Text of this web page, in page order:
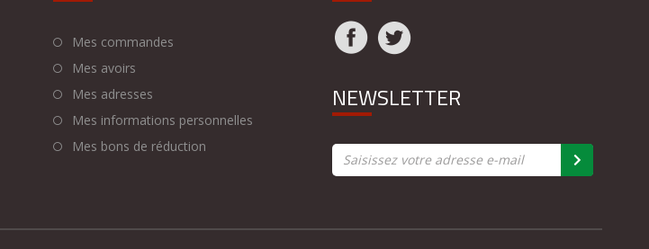
Mes commandes
Mes avoirs
Mes adresses
Mes informations personnelles
Mes bons de réduction
NEWSLETTER